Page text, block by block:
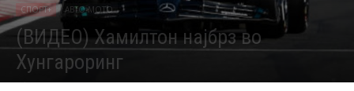
СПОРТ+ АВТО-МОТО
(ВИДЕО) Хамилтон најбрз во
Хунгароринг
Објавено од Томислав Атанасовски - 22/07/2023 628